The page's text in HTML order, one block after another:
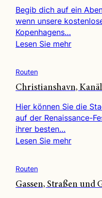
Begib dich auf ein
wenn unsere
Kopenhagens…
Lesen Sie mehr
Routen
Christianshavn,
Hier können Sie die
auf der Renaissance-
ihrer besten…
Lesen Sie mehr
Routen
Gassen, Straßen und